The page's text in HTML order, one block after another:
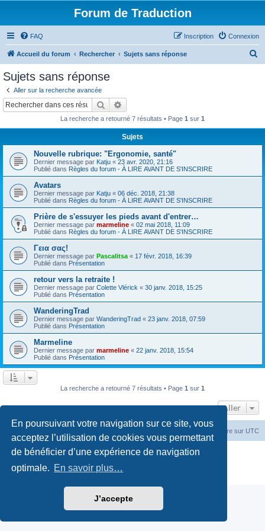
En poursuivant votre navigation sur ce site, vous
acceptez l’utilisation de cookies vous permettant
de bénéficier d’une expérience de navigation
optimale. En savoir plus…
J’accepte
Forum de Traduction
FAQ Connexion
Inscription
Accueil du forum Rechercher Sujets sans réponse
Sujets sans réponse
Aller sur la recherche avancée
Rechercher
La recherche a retourné 7 résultats • Page 1 sur 1
Sujets
Nouvelle rubrique: "Ergonomie, santé"
Dernier message par Katju « 23 avr. 2020, 21:16
Publié dans Règles du forum - À LIRE AVANT DE S'INSCRIRE
Avatars
Dernier message par Katju « 06 déc. 2018, 21:38
Publié dans Règles du forum - À LIRE AVANT DE S'INSCRIRE
Prière de s'essuyer les pieds avant d'entrer…
Dernier message par marmeline « 02 mai 2018, 11:09
Publié dans Règles du forum - À LIRE AVANT DE S'INSCRIRE
Γεια σας!
Dernier message par Pascalitsa « 17 févr. 2018, 16:39
Publié dans Présentation
retour vers la retraite !
Dernier message par Colette Vlérick « 30 janv. 2018, 15:25
Publié dans Présentation
WanderingTrad
Dernier message par WanderingTrad « 23 janv. 2018, 07:59
Publié dans Présentation
Marmeline
Dernier message par marmeline « 22 janv. 2018, 15:54
Publié dans Présentation
La recherche a retourné 7 résultats • Page 1 sur 1
Aller
Accueil du forum Fuseau horaire sur UTC
Développé parphpBB® Forum Software © phpBB Limited
Confidentialité